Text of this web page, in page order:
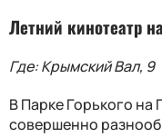
Летний кинотеатр
Где: Крымский Вал, 9
В Парке Горького
совершенно